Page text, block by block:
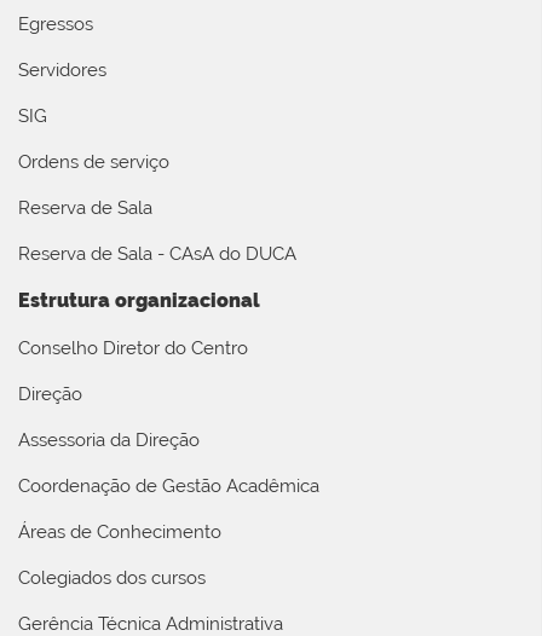
Egressos
Servidores
SIG
Ordens de serviço
Reserva de Sala
Reserva de Sala - CAsA do DUCA
Estrutura organizacional
Conselho Diretor do Centro
Direção
Assessoria da Direção
Coordenação de Gestão Acadêmica
Áreas de Conhecimento
Colegiados dos cursos
Gerência Técnica Administrativa